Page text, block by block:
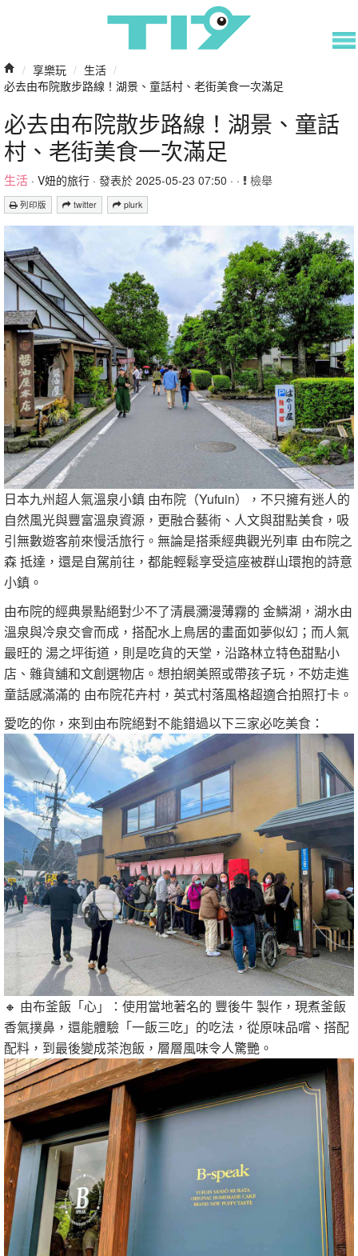
/ 享樂玩 / 生活 /
必去由布院散步路線！湖景、童話村、老街美食一次滿足
必去由布院散步路線！湖景、童話
村、老街美食一次滿足
生活 · V妞的旅行 · 發表於 2025-05-23 07:50 · · 檢舉
列印版 twitter plurk
日本九州超人氣溫泉小鎮 由布院（Yufuin），不只擁有迷人的
自然風光與豐富溫泉資源，更融合藝術、人文與甜點美食，吸
引無數遊客前來慢活旅行。無論是搭乘經典觀光列車 由布院之
森 抵達，還是自駕前往，都能輕鬆享受這座被群山環抱的詩意
小鎮。
由布院的經典景點絕對少不了清晨瀰漫薄霧的 金鱗湖，湖水由
溫泉與冷泉交會而成，搭配水上鳥居的畫面如夢似幻；而人氣
最旺的 湯之坪街道，則是吃貨的天堂，沿路林立特色甜點小
店、雜貨舖和文創選物店。想拍網美照或帶孩子玩，不妨走進
童話感滿滿的 由布院花卉村，英式村落風格超適合拍照打卡。
愛吃的你，來到由布院絕對不能錯過以下三家必吃美食：
🔸 由布釜飯「心」：使用當地著名的 豐後牛 製作，現煮釜飯
香氣撲鼻，還能體驗「一飯三吃」的吃法，從原味品嚐、搭配
配料，到最後變成茶泡飯，層層風味令人驚艷。